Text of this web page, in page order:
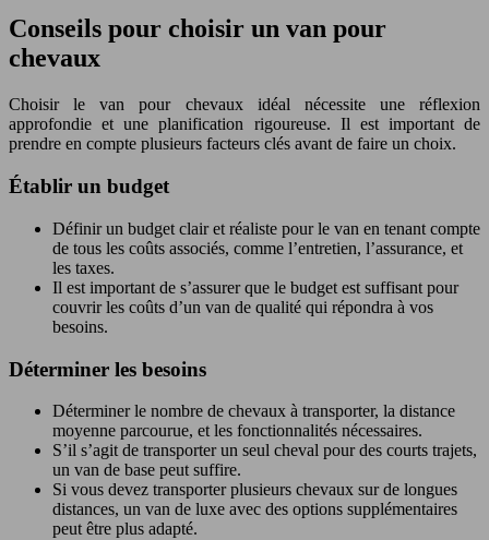
Conseils pour choisir un van pour
chevaux
Choisir le van pour chevaux idéal nécessite une réflexion
approfondie et une planification rigoureuse. Il est important de
prendre en compte plusieurs facteurs clés avant de faire un choix.
Établir un budget
Définir un budget clair et réaliste pour le van en tenant compte
de tous les coûts associés, comme l’entretien, l’assurance, et
les taxes.
Il est important de s’assurer que le budget est suffisant pour
couvrir les coûts d’un van de qualité qui répondra à vos
besoins.
Déterminer les besoins
Déterminer le nombre de chevaux à transporter, la distance
moyenne parcourue, et les fonctionnalités nécessaires.
S’il s’agit de transporter un seul cheval pour des courts trajets,
un van de base peut suffire.
Si vous devez transporter plusieurs chevaux sur de longues
distances, un van de luxe avec des options supplémentaires
peut être plus adapté.